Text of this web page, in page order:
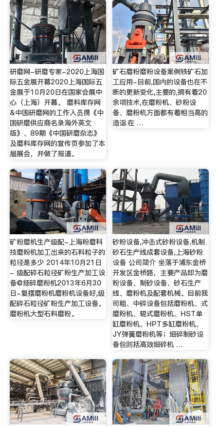
研磨网-研磨专家-2020上海国
际五金展开幕2020上海国际五
金展于10月20日在国家会展中
心（上海）开幕。 磨料库存网
&中国研磨网的工作人员携《中
国研磨供应商名录海外英文
版》、89期《中国研磨杂志》
及磨料库存网的宣传页参加了本
届展会，并做了报道。
矿石磨粉磨粉设备案例铁矿石加
工应用-目前,国内的设备也在不
断的更新变化,主要的,拥有着20
余项技术,在磨粉机、砂粉设
备、磨粉机方面都有着相当高的
造诣.在 …
矿粉磨机生产级配-上海粉磨科
技磨粉机加工出来的石料粒子的
粒径是多少 2014年10月21日
- 级配碎石粒径矿粉生产加工设
备@细碎磨粉机2013年6月30
日-复摆磨粉机磨粉机设备好,级
配碎石粒径矿粉生产加工设备。
磨粉机大型石料磨粉。
砂粉设备,冲击式砂粉设备,机制
砂石生产线成套设备,上海砂粉
设备 公司简介 坐落于浦东金桥
开发区金桥路，主要产品即为磨
粉设备、制砂设备、砂石生产
线、磨粉机及配套机械。目前我
司粗、中碎设备包括磨粉机、式
磨粉机、辊式磨粉机、HST单
缸磨粉机、HPT多缸磨粉机、
JY弹簧磨粉机等；细碎制砂设
备包则括高效细碎机 …